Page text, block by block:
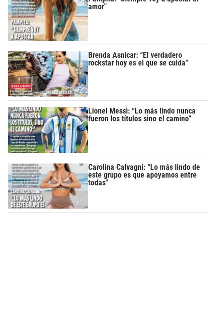
amor"
Brenda Asnicar: “El verdadero
rockstar hoy es el que se cuida”
Lionel Messi: “Lo más lindo nunca
fueron los títulos sino el camino”
Carolina Calvagni: “Lo más lindo de
este grupo es que apoyamos entre
todas"